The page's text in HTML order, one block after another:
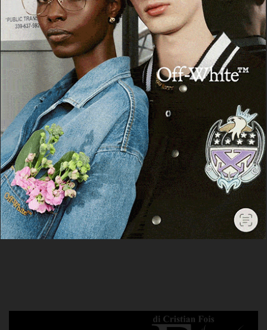
LOGUDOROLIVE NELLA TUA CASELLA DI POSTA,
INSERISCI IL TUO INDIRIZZO E-MAIL NEL
CAMPO SOTTOSTANTE.
Non inviamo spam! Leggi la nostra
Informativa sulla privacyper avere maggiori
informazioni.
Accetto laPrivacy Policy